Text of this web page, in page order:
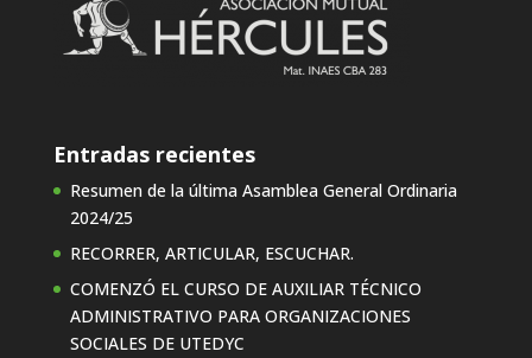
Entradas recientes
Resumen de la última Asamblea General Ordinaria
2024/25
RECORRER, ARTICULAR, ESCUCHAR.
COMENZÓ EL CURSO DE AUXILIAR TÉCNICO
ADMINISTRATIVO PARA ORGANIZACIONES
SOCIALES DE UTEDYC